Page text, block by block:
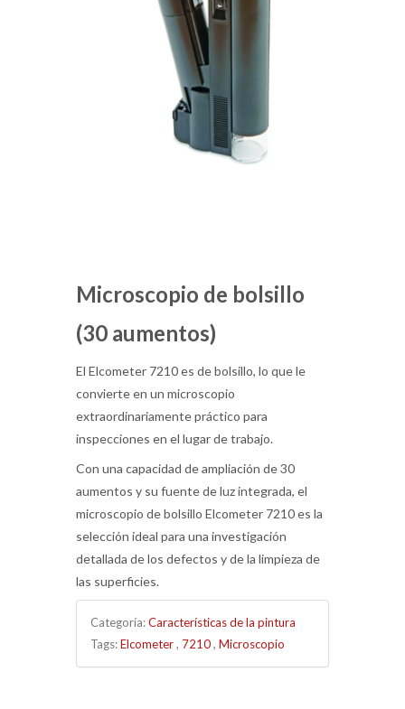
Microscopio de bolsillo
(30 aumentos)
El Elcometer 7210 es de bolsillo, lo que le
convierte en un microscopio
extraordinariamente práctico para
inspecciones en el lugar de trabajo.
Con una capacidad de ampliación de 30
aumentos y su fuente de luz integrada, el
microscopio de bolsillo Elcometer 7210 es la
selección ideal para una investigación
detallada de los defectos y de la limpieza de
las superficies.
Categoría:Características de la pintura
Tags:Elcometer, 7210, Microscopio